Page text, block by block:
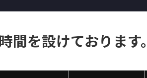
間を設けております。